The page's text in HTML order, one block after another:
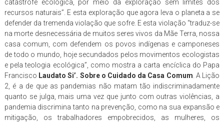
catástrofe ecológica, por meio da exploração sem limites dos
recursos naturais”. E esta exploração que agora leva o planeta a se
defender da tremenda violação que sofre. E esta violação “traduz-se
na morte desnecessária de muitos seres vivos da Mãe Terra, nossa
casa comum, com defendem os povos indígenas e camponeses
de todo o mundo, hoje secundados pelos movimentos ecologistas
e pela teologia ecológica”, como mostra a carta encíclica do Papa
Francisco Laudato Si’. Sobre o Cuidado da Casa Comum . A Lição
2, é a de que as pandemias não matam tão indiscriminadamente
quanto se julga, mais uma vez que junto com outras violências, a
pandemia discrimina tanto na prevenção, como na sua expansão e
mitigação, os trabalhadores empobrecidos, as mulheres, os